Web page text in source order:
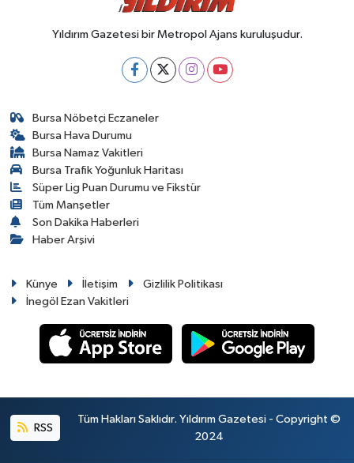
Yıldırım Gazetesi bir Metropol Ajans kuruluşudur.
Bursa Nöbetçi Eczaneler
Bursa Hava Durumu
Bursa Namaz Vakitleri
Bursa Trafik Yoğunluk Haritası
Süper Lig Puan Durumu ve Fikstür
Tüm Manşetler
Son Dakika Haberleri
Haber Arşivi
Künye İletişim
Gizlilik Politikası
İnegöl Ezan Vakitleri
RSS
Tüm Hakları Saklıdır. Yıldırım Gazetesi - Copyright ©
2024